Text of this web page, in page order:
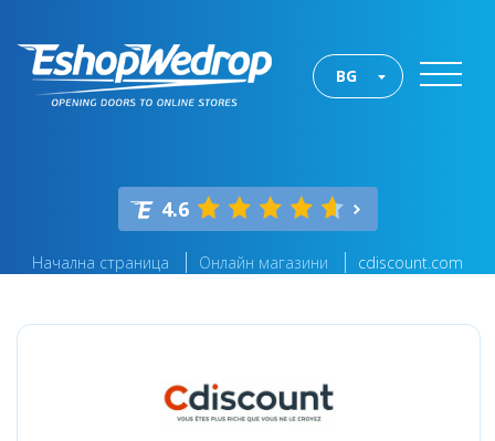
BG
4.6
Начална страница Онлайн магазини cdiscount.com